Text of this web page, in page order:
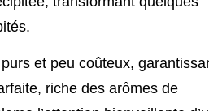
et peu coûteux,
riche des arômes de